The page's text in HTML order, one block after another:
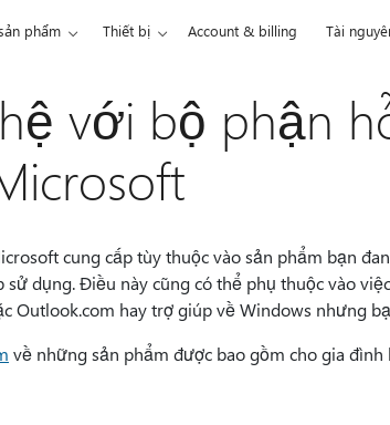
phẩm Thiết bị Account & billing Tài
với bộ phận
cung cấp tùy thuộc vào sản phẩm bạn
sử dụng. Điều này cũng có thể phụ thuộc vào
Outlook.com hay trợ giúp về Windows nhưng
về những sản phẩm được bao gồm cho gia